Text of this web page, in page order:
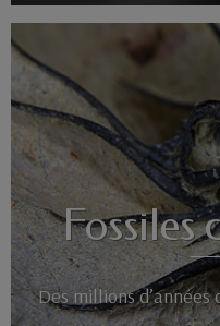
Fossiles
Des millions d’années